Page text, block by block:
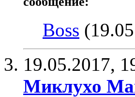
Boss
19.05.2017,
Миклухо